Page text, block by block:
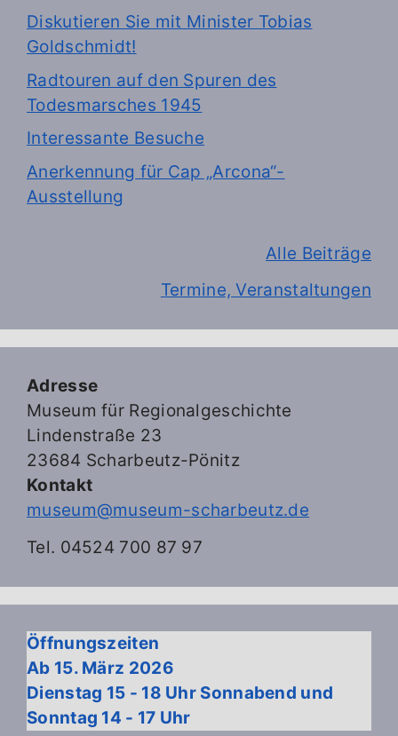
Diskutieren Sie mit Minister Tobias
Goldschmidt!
Radtouren auf den Spuren des
Todesmarsches 1945
Interessante Besuche
Anerkennung für Cap „Arcona“-
Ausstellung
Alle Beiträge
Termine, Veranstaltungen
Adresse
Museum für Regionalgeschichte
Lindenstraße 23
23684 Scharbeutz-Pönitz
Kontakt
museum@museum-scharbeutz.de
Tel. 04524 700 87 97
Öffnungszeiten
Ab 15. März 2026
Dienstag 15 - 18 Uhr Sonnabend und
Sonntag 14 - 17 Uhr